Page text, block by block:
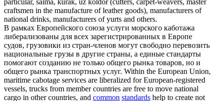
particular, saima, kurak, uz koldor (cutters, carpet-weavers, master
craftsmen in the manufacture of leather goods), manufacturers of
national drinks, manufacturers of yurts and others.
В рамках Европейского союза услуги морского каботажа
либерализованы для всех зарегистрированных в Европе
судов, грузовики из стран-членов могут свободно перевозить
национальные грузы в другие страны, а единые стандарты
помогают созданию не только общего рынка товаров, но и
общего рынка транспортных услуг. Within the European Union,
maritime cabotage services are liberalized for European-registered
vessels, trucks from member countries are free to move national
cargo in other countries, and common standards help to create not